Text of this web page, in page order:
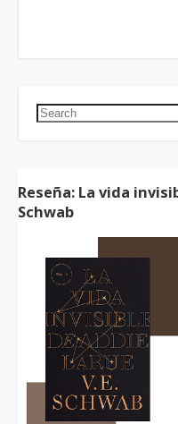
Reseña: La vida
Schwab